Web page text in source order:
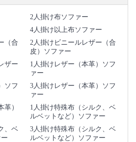
2人掛け布ソファー
4人掛け以上布ソファー
（合
2人掛けビニールレザー（合
皮）ソファー
ザー
1人掛けレザー（本革）ソフ
ァー
ソフ
3人掛けレザー（本革）ソフ
ァー
革）
1人掛け特殊布（シルク、ベ
ルベットなど）ソファー
、ベ
3人掛け特殊布（シルク、ベ
ルベットなど）ソファー